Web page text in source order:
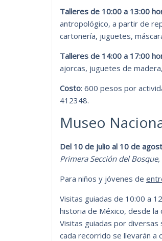
Talleres de 10:00 a 13:00
antropológico, a partir de
cartonería, juguetes,
Talleres de 14:00 a 17:00
ajorcas, juguetes de
Costo: 600 pesos por
412348.
Museo
Del 10 de julio al 10 de
Primera Sección del
Para niños y jóvenes de
Visitas guiadas de 10:00 a
historia de México, desde la
Visitas guiadas por diversas
cada recorrido se llevarán a